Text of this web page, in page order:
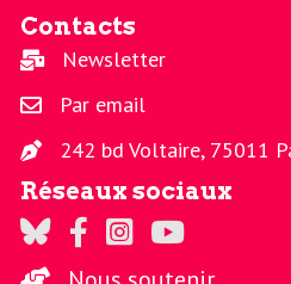
Contacts
Newsletter
Par email
242 bd Voltaire, 75011
Réseaux sociaux
Regards sur Twitter
Regards sur Facebook
Regards sur
La chaine